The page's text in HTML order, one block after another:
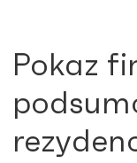
Pokaz